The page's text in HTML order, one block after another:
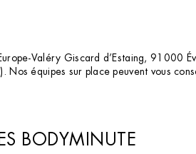
Valéry Giscard d’Estaing, 91000
Nos équipes sur place peuvent vous
BODYMINUTE